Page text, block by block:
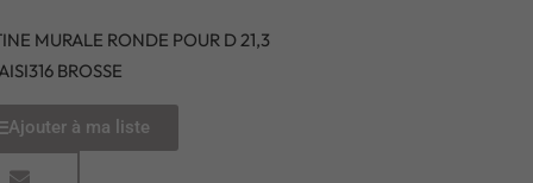
MURALE RONDE POUR D 21,3
BROSSE
Ajouter à ma liste